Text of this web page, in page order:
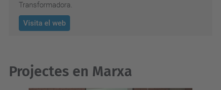
Transformadora.
Visita el web
Projectes en Marxa